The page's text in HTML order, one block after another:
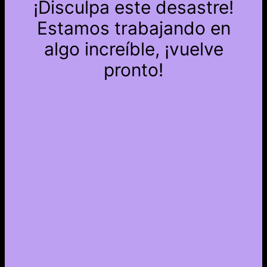
¡Disculpa este desastre!
Estamos trabajando en
algo increíble, ¡vuelve
pronto!